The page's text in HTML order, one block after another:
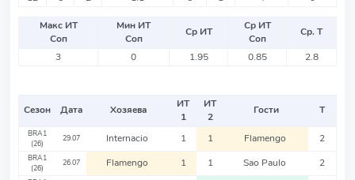
Макс ИТ
Соп
Мин ИТ
Соп
Ср ИТ
Ср ИТ
Соп
Ср. Т
3
0 1.95 0.85 2.8
Сезон Дата Хозяева
ИТ
1
ИТ
2
Гости Т
BRA1
(26)
29.07 Internacio 1 1 Flamengo 2
BRA1
(26)
26.07 Flamengo 1 1 Sao Paulo 2